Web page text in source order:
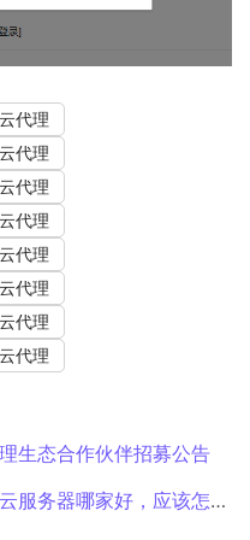
代理
代理
代理
代理
代理
代理
代理
代理
生态合作伙伴招募公告
器哪家好，应该怎么选择?